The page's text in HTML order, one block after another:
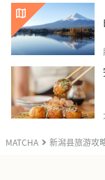
MATCHA 新潟县旅游攻